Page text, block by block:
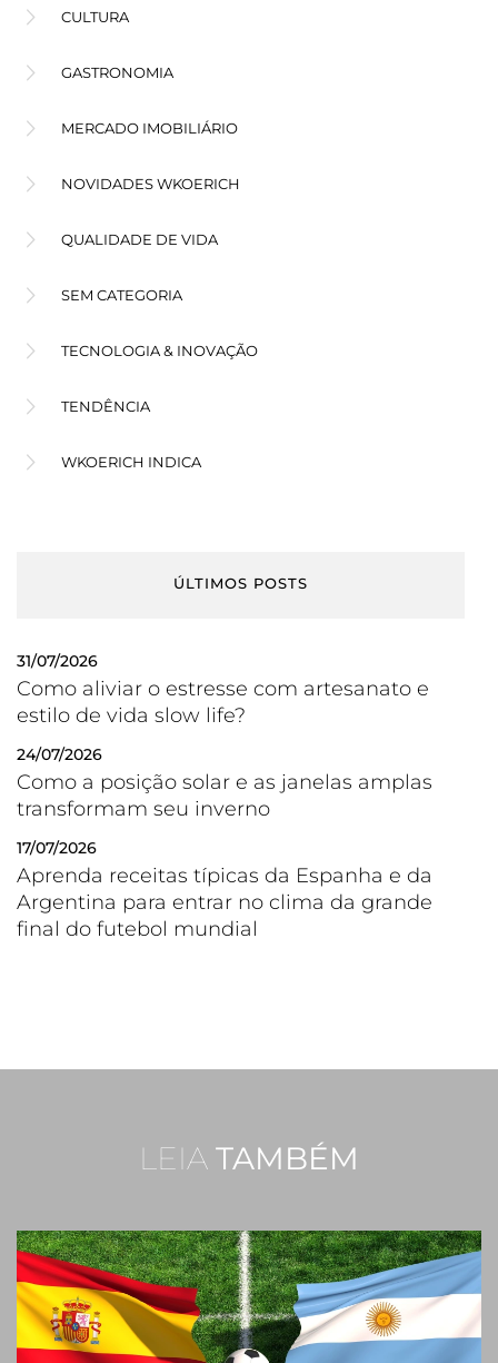
CULTURA
GASTRONOMIA
MERCADO IMOBILIÁRIO
NOVIDADES WKOERICH
QUALIDADE DE VIDA
SEM CATEGORIA
TECNOLOGIA & INOVAÇÃO
TENDÊNCIA
WKOERICH INDICA
ÚLTIMOS POSTS
31/07/2026
Como aliviar o estresse com artesanato e
estilo de vida slow life?
24/07/2026
Como a posição solar e as janelas amplas
transformam seu inverno
17/07/2026
Aprenda receitas típicas da Espanha e da
Argentina para entrar no clima da grande
final do futebol mundial
LEIA TAMBÉM